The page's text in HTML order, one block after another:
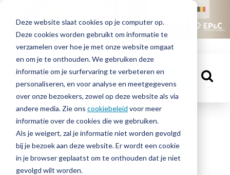
Deze website slaat cookies op je computer op.
Deze cookies worden gebruikt om informatie te
verzamelen over hoe je met onze website omgaat
en om je te onthouden. We gebruiken deze
informatie om je surfervaring te verbeteren en
personaliseren, en voor analyse en meetgegevens
over onze bezoekers, zowel op deze website als via
andere media. Zie ons cookiebeleid voor meer
informatie over de cookies die we gebruiken.
Als je weigert, zal je informatie niet worden gevolgd
bij je bezoek aan deze website. Er wordt een cookie
in je browser geplaatst om te onthouden dat je niet
gevolgd wilt worden.
KENNISBANK
CONTACT
Mensen